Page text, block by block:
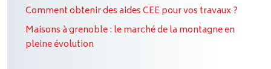
Comment obtenir des aides CEE pour vos travaux ?
Maisons à grenoble : le marché de la montagne en
pleine évolution